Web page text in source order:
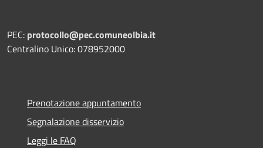
PEC: protocollo@pec.comuneolbia.it
Centralino Unico: 078952000
Prenotazione appuntamento
Segnalazione disservizio
Leggi le FAQ